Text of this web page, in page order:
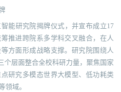
能研究院揭牌仪式，并宣布成立17
推进跨院系多学科交叉融合，在人
方面形成战略支撑。研究院围绕人
个层面整合全校科研力量，聚焦国家
研究多模态世界大模型、低功耗类
领域。